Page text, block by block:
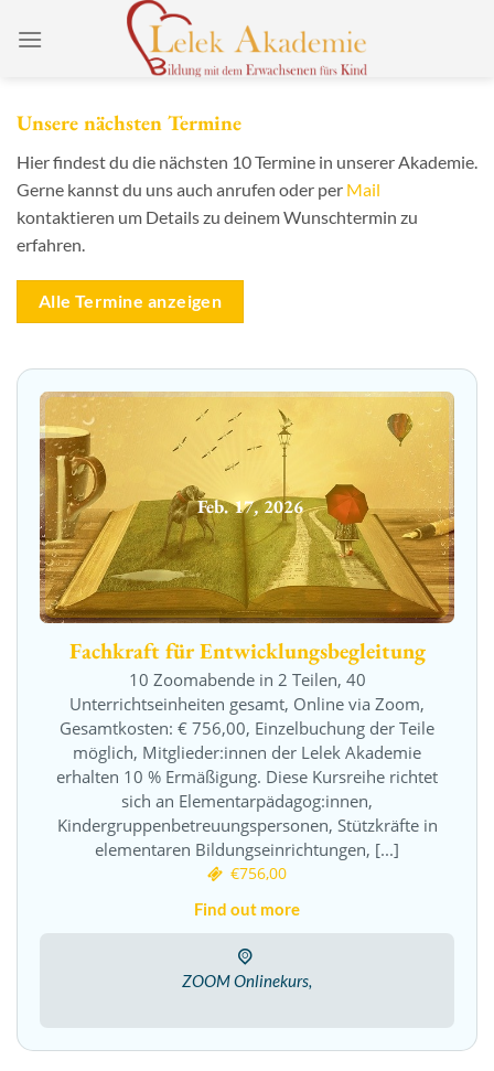
Inhalt
Unsere nächsten Termine
Hier findest du die nächsten 10 Termine in unserer Akademie.
Gerne kannst du uns auch anrufen oder per Mail
kontaktieren um Details zu deinem Wunschtermin zu
erfahren.
Alle Termine anzeigen
Feb. 17, 2026
Fachkraft für Entwicklungsbegleitung
10 Zoomabende in 2 Teilen, 40
Unterrichtseinheiten gesamt, Online via Zoom,
Gesamtkosten: € 756,00, Einzelbuchung der Teile
möglich, Mitglieder:innen der Lelek Akademie
erhalten 10 % Ermäßigung. Diese Kursreihe richtet
sich an Elementarpädagog:innen,
Kindergruppenbetreuungspersonen, Stützkräfte in
elementaren Bildungseinrichtungen, [...]
€756,00
Find out more
ZOOM Onlinekurs,